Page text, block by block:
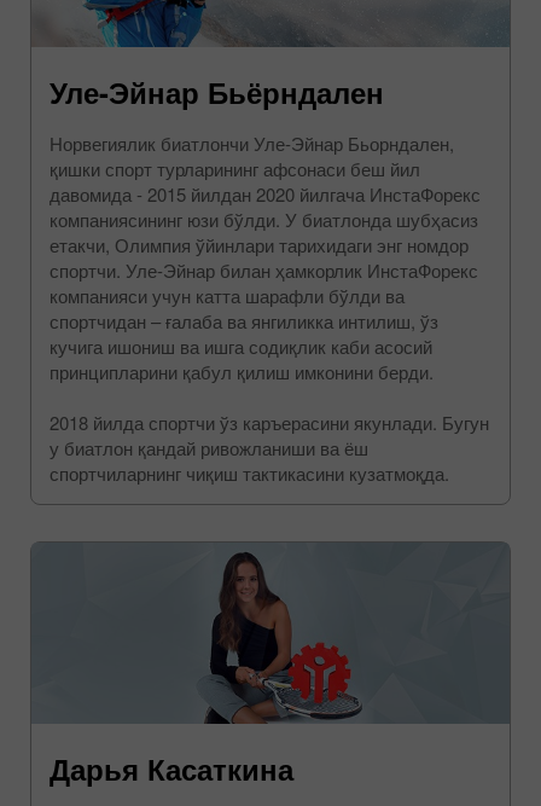
Уле-Эйнар Бьёрндален
Норвегиялик биатлончи Уле-Эйнар Бьорндален,
қишки спорт турларининг афсонаси беш йил
давомида - 2015 йилдан 2020 йилгача ИнстаФорекс
компаниясининг юзи бўлди. У биатлонда шубҳасиз
етакчи, Олимпия ўйинлари тарихидаги энг номдор
спортчи. Уле-Эйнар билан ҳамкорлик ИнстаФорекс
компанияси учун катта шарафли бўлди ва
спортчидан – ғалаба ва янгиликка интилиш, ўз
кучига ишониш ва ишга содиқлик каби асосий
принципларини қабул қилиш имконини берди.
2018 йилда спортчи ўз каръерасини якунлади. Бугун
у биатлон қандай ривожланиши ва ёш
спортчиларнинг чиқиш тактикасини кузатмоқда.
Дарья Касаткина